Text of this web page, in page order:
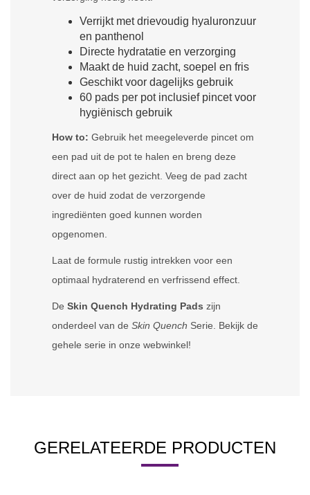
Verrijkt met drievoudig hyaluronzuur
en panthenol
Directe hydratatie en verzorging
Maakt de huid zacht, soepel en fris
Geschikt voor dagelijks gebruik
60 pads per pot inclusief pincet voor
hygiënisch gebruik
How to: Gebruik het meegeleverde pincet om
een pad uit de pot te halen en breng deze
direct aan op het gezicht. Veeg de pad zacht
over de huid zodat de verzorgende
ingrediënten goed kunnen worden
opgenomen.
Laat de formule rustig intrekken voor een
optimaal hydraterend en verfrissend effect.
De Skin Quench Hydrating Pads zijn
onderdeel van de Skin Quench Serie. Bekijk de
gehele serie in onze webwinkel!
GERELATEERDE PRODUCTEN